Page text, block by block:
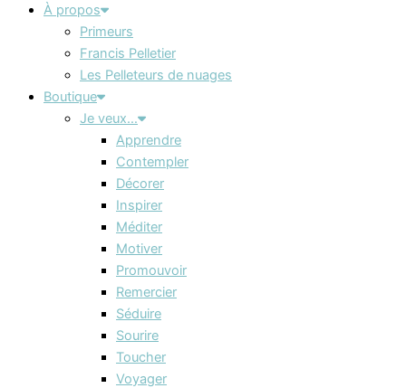
À propos
Primeurs
Francis Pelletier
Les Pelleteurs de nuages
Boutique
Je veux…
Apprendre
Contempler
Décorer
Inspirer
Méditer
Motiver
Promouvoir
Remercier
Séduire
Sourire
Toucher
Voyager